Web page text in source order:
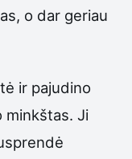
o dar geriau
ir pajudino
minkštas. Ji